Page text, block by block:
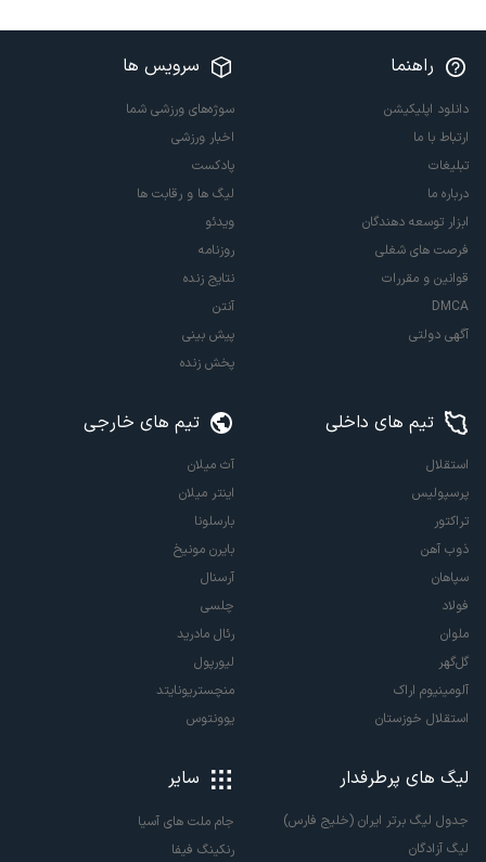
راهنما
دانلود اپلیکیشن
ارتباط با ما
تبلیغات
درباره ما
ابزار توسعه دهندگان
فرصت های شغلی
قوانین و مقررات
DMCA
آگهی دولتی
سرویس ها
سوژه‌های ورزشی شما
اخبار ورزشی
پادکست
لیگ ها و رقابت ها
ویدئو
روزنامه
نتایج زنده
آنتن
پیش بینی
پخش زنده
تیم های داخلی
استقلال
پرسپولیس
تراکتور
ذوب آهن
سپاهان
فولاد
ملوان
گل‌گهر
آلومینیوم اراک
استقلال خوزستان
تیم های خارجی
آث میلان
اینتر میلان
بارسلونا
بایرن مونیخ
آرسنال
چلسی
رئال مادرید
لیورپول
منچستریونایتد
یوونتوس
لیگ های پرطرفدار
جدول لیگ برتر ایران (خلیج فارس)
لیگ آزادگان
سایر
جام ملت های آسیا
رنکینگ فیفا